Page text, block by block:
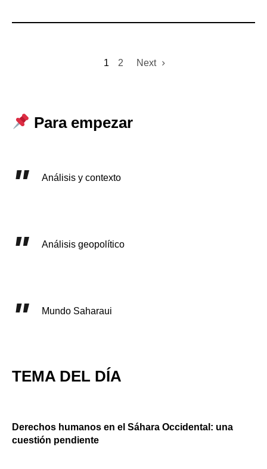
1 2 Next
Para empezar
Análisis y contexto
Análisis geopolítico
Mundo Saharaui
TEMA DEL DÍA
Derechos humanos en el Sáhara Occidental: una
cuestión pendiente